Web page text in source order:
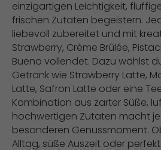
einzigartigen Leichtigkeit,
frischen Zutaten begeistern.
liebevoll zubereitet und mit
Strawberry, Crème Brûlée,
Bueno vollendet. Dazu wählst
Getränk wie Strawberry Latte,
Latte, Safron Latte oder eine
Kombination aus zarter Süße,
hochwertigen Zutaten macht
besonderen Genussmoment.
Alltag, süße Auszeit oder